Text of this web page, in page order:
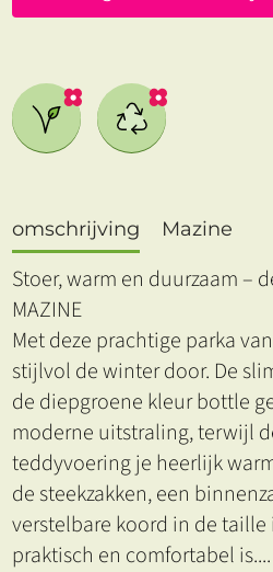
omschrijving Mazine
Stoer, warm en duurzaam –
MAZINE
Met deze prachtige parka
stijlvol de winter door. De
de diepgroene kleur bottle
moderne uitstraling, terwijl
teddyvoering je heerlijk
de steekzakken, een
verstelbare koord in de taille
praktisch en comfortabel is....